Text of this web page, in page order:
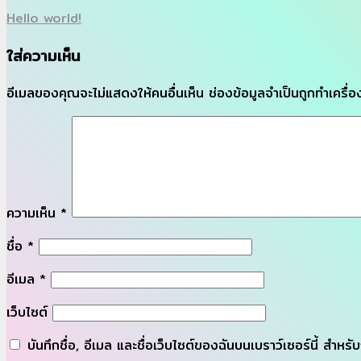
Hello world!
ใส่ความเห็น
อีเมลของคุณจะไม่แสดงให้คนอื่นเห็น ช่องข้อมูลจำเป็นถูกทำเครื่อ
ความเห็น *
ชื่อ *
อีเมล *
เว็บไซต์
บันทึกชื่อ, อีเมล และชื่อเว็บไซต์ของฉันบนเบราว์เซอร์นี้ สำหรั